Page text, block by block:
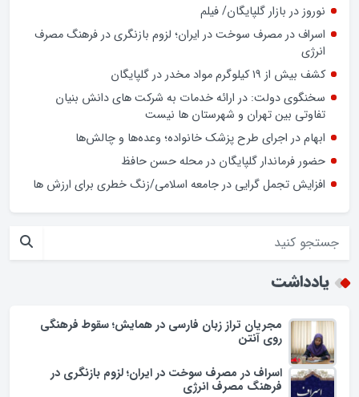
فرمانداران نیازمند چه اختیاراتی هستند ؟
صرفه‌جویی در خیابان دولت
افزایش تعرفه دندانپزشکی راهگشا یا چالش‌زا؟
نوروز در بازار گلپایگان/ فیلم
اسراف در مصرف سوخت در ایران؛ لزوم بازنگری در فرهنگ مصرف
انرژی
کشف بیش از ۱۹ کیلوگرم مواد مخدر در گلپایگان
سخنگوی دولت: در ارائه خدمات به شرکت های دانش بنیان
تفاوتی بین تهران و شهرستان ها نیست
افزایش تجمل گرایی در جامعه اسلامی/زنگ خطری برای ارزش ها
یادداشت